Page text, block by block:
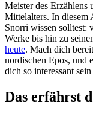
Meister des Erzählens
Mittelalters. In diesem
Snorri wissen solltest:
Werke bis hin zu
heute. Mach dich
nordischen Epos, und⁢
dich so interessant
Das erfährst